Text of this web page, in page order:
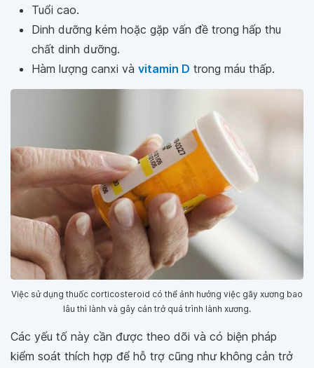
Tuổi cao.
Dinh dưỡng kém hoặc gặp vấn đề trong hấp thu
chất dinh dưỡng.
Hàm lượng canxi và vitamin D trong máu thấp.
Việc sử dụng thuốc corticosteroid có thể ảnh hưởng việc gãy xương bao
lâu thì lành và gây cản trở quá trình lành xương.
Các yếu tố này cần được theo dõi và có biện pháp
kiểm soát thích hợp để hỗ trợ cũng như không cản trở